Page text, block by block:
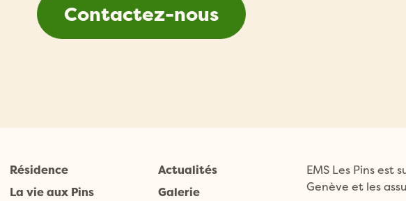
Contactez-nous
Résidence
La vie aux Pins
Actualités
Galerie
EMS Les Pins est
Genève et les